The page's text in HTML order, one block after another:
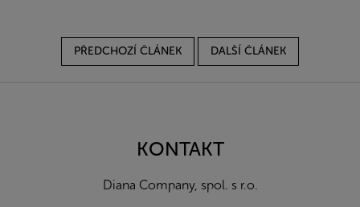
PŘEDCHOZÍ ČLÁNEK DALŠÍ ČLÁNEK
KONTAKT
Diana Company, spol. s r.o.